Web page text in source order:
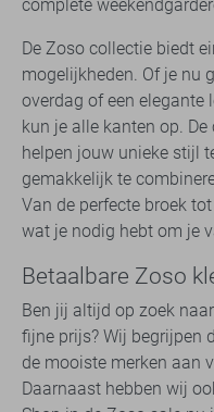
complete
De Zoso collectie biedt
mogelijkheden. Of je nu
overdag of een elegante
kun je alle kanten op.
helpen jouw unieke stijl
gemakkelijk te
Van de perfecte broek
wat je nodig hebt om je
Betaalbare Zoso
Ben jij altijd op zoek
fijne prijs? Wij begrijpen
de mooiste merken aan
Daarnaast hebben wij